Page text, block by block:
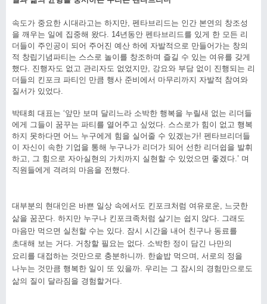
속도가 중요한 시대라고는 하지만, 펜타브리드는 인간 본연의 창조성
을 깨우는 일에 집중해 왔다. 14년동안 펜타브리드를 있게 한 모든 리
더들이 주인공이 되어 주어진 예산 하에 자발적으로 만들어가는 창의
적 창립기념파티는 스스로 놀이를 창조하며 즐길 수 있는 여유를 갖게
했다. 진행자도 없고 관리자도 없었지만, 강요와 부담 없이 진행되는 리
더들의 킨포크 파티인 만큼 행사 준비에서 마무리까지 자발적 참여와
질서가 있었다.
박태희 대표는 ‘앞만 보며 달리느라 소박한 행복을 누릴새 없는 리더들
에게 그들이 꿈꾸는 파티를 열어주고 싶었다. 스스로가 힘이 없고 행복
하지 못하다면 어느 누구에게 힘을 실어줄 수 있겠는가! 펜타브리더들
이 자신이 속한 기업을 통해 누구나가 리더가 되어 선한 리더쉽을 발휘
하고, 그 힘으로 자아실현의 가치까지 실현할 수 있었으면 좋겠다.’ 며
직원들에게 격려의 마음을 전했다.
대부분의 현대인은 바쁜 일상 속에서도 킨포크처럼 여유로운, 느긋한
삶을 꿈꾼다. 하지만 누구나 킨포크족처럼 살기는 쉽지 않다. 그래도
마음만 먹으면 실천할 수는 있다. 잠시 시간을 내어 친구나 동료를
초대해 보는 거다. 거창할 필요는 없다. 소박한 정이 담긴 나만의
요리를 대접하는 것만으로 충분하니까. 한솥밥 먹으며 , 서로의 정을
나누는 것만큼 행복한 일이 또 있을까. 우리는 그 잠시의 경험만으로도
삶의 질이 달라짐을 경험할거다.